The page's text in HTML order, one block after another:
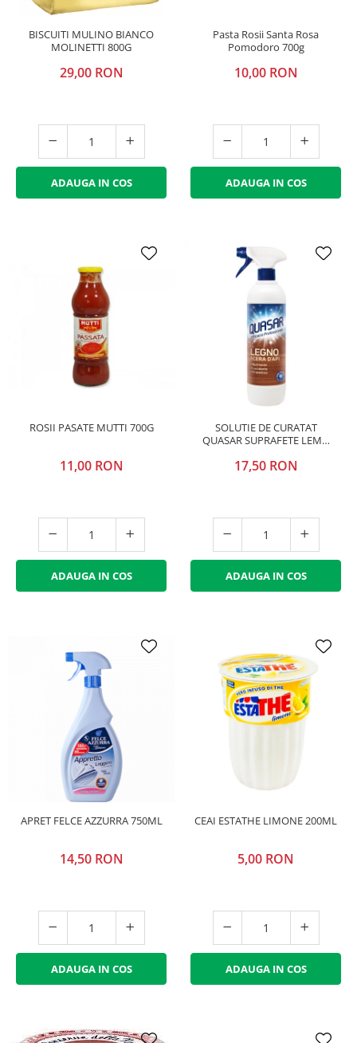
BISCUITI MULINO BIANCO
MOLINETTI 800G
29,00 RON
ADAUGA IN COS
Pasta Rosii Santa Rosa
Pomodoro 700g
10,00 RON
ADAUGA IN COS
ROSII PASATE MUTTI 700G
11,00 RON
ADAUGA IN COS
SOLUTIE DE CURATAT
QUASAR SUPRAFETE LEMN
17,50 RON
ADAUGA IN COS
APRET FELCE AZZURRA 750ML
14,50 RON
ADAUGA IN COS
CEAI ESTATHE LIMONE 200ML
5,00 RON
ADAUGA IN COS